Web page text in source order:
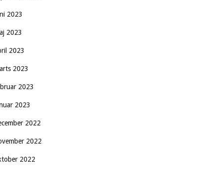
2023
2023
2023
2023
2023
2023
2022
2022
2022